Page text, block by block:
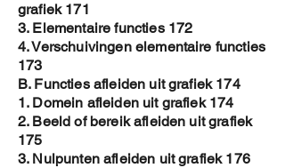
grafiek 171
3. Elementaire functies 172
4. Verschuivingen elementaire functies
173
B. Functies afleiden uit grafiek 174
1. Domein afleiden uit grafiek 174
2. Beeld of bereik afleiden uit grafiek
175
3. Nulpunten afleiden uit grafiek 176